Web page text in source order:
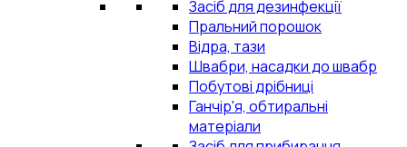
Засіб для дезинфекції
Пральний порошок
Відра, тази
Швабри, насадки до швабр
Побутові дрібниці
Ганчір'я, обтиральні
матеріали